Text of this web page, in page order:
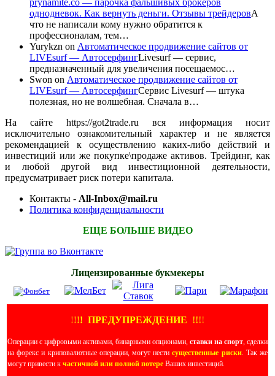
prynamite.co — парочка фальшивых брокеров
однодневок. Как вернуть деньги. Отзывы трейдеровА
что не написали кому нужно обратится к
профессионалам, тем…
Yurykzn on Автоматическое продвижение сайтов от
LIVEsurf — АвтосерфингLivesurf — сервис,
предназначенный для увеличения посещаемос…
Swon on Автоматическое продвижение сайтов от
LIVEsurf — АвтосерфингСервис Livesurf — штука
полезная, но не волшебная. Сначала в…
На сайте https://got2trade.ru вся информация носит
исключительно ознакомительный характер и не является
рекомендацией к осуществлению каких-либо действий и
инвестиций или же покупке\продаже активов. Трейдинг, как
и любой другой вид инвестиционной деятельности,
предусматривает риск потери капитала.
Контакты - All-Inbox@mail.ru
Политика конфиденциальности
ЕЩЕ БОЛЬШЕ ВИДЕО
Лицензированные букмекеры
!!!! ПРЕДУПРЕЖДЕНИЕ !!!!
Операции с цифровыми активами, бинарными опционами, ставки на спорт, сделки
на форекс и криповалютные операции, могут нестисущественные риски. Так же
могут привести к частичной или полной потере Ваших инвестиций.